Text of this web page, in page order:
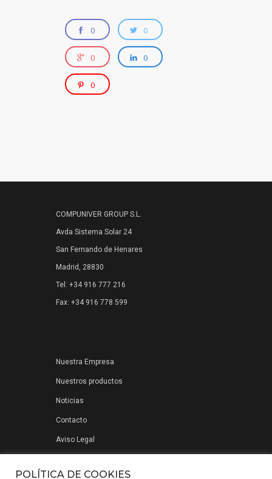
0 0
0 0
0
COMPUNIVER GROUP S.L.
Avda Sistema Solar 24
San Fernando de Henares
Madrid, 28830
Tel: +34 916 777 216
Fax: +34 916 778 599
Nuestra Empresa
Nuestros productos
Noticias
Contacto
Aviso Legal
POLÍTICA DE COOKIES